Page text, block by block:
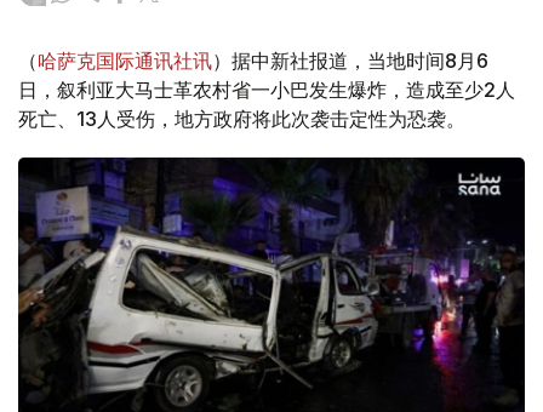
（哈萨克国际通讯社讯）据中新社报道，当地时间8月6
日，叙利亚大马士革农村省一小巴发生爆炸，造成至少2人
死亡、13人受伤，地方政府将此次袭击定性为恐袭。